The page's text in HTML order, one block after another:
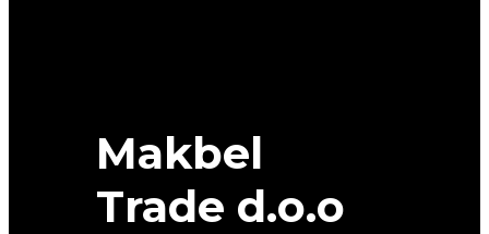
Makbel
Trade d.o.o